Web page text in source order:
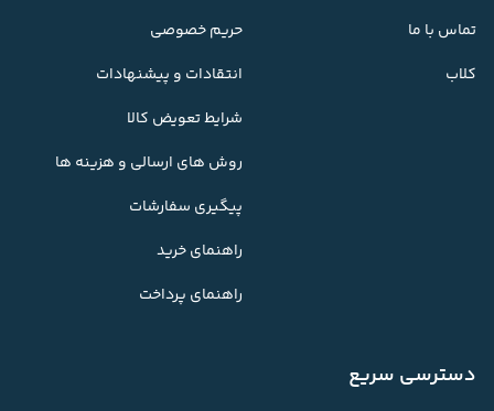
تماس با ما
کلاب
حریم خصوصی
انتقادات و پیشنهادات
شرایط تعویض کالا
روش های ارسالی و هزینه ها
پیگیری سفارشات
راهنمای خرید
راهنمای پرداخت
دسترسی سریع